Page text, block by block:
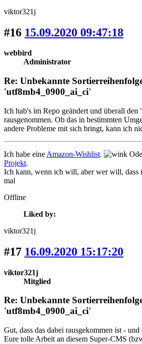
viktor321j
#16 15.09.2020 09:47:18
webbird
Administrator
Re: Unbekannte
'utf8mb4_0900_ai_ci'
Ich hab's im Repo geändert und überall den
rausgenommen. Ob das in bestimmten
andere Probleme mit sich bringt, kann ich
Ich habe eine Amazon-Wishlist.
Projekt.
Ich kann, wenn ich will, aber wer will, dass
mal
Offline
Liked by:
viktor321j
#17 16.09.2020 15:17:20
viktor321j
Mitglied
Re: Unbekannte
'utf8mb4_0900_ai_ci'
Gut, dass das dabei rausgekommen ist -
Eure tolle Arbeit an diesem Super-CMS